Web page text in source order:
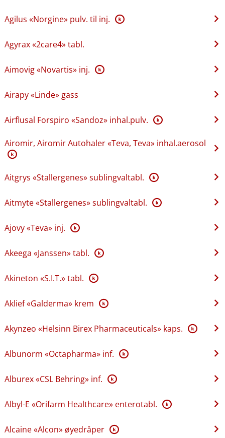
Agilus «Norgine» pulv. til inj. K
Agyrax «2care4» tabl.
Aimovig «Novartis» inj. K
Airapy «Linde» gass
Airflusal Forspiro «Sandoz» inhal.pulv. K
Airomir, Airomir Autohaler «Teva, Teva» inhal.aerosol
K
Aitgrys «Stallergenes» sublingvaltabl. K
Aitmyte «Stallergenes» sublingvaltabl. K
Ajovy «Teva» inj. K
Akeega «Janssen» tabl. K
Akineton «S.I.T.» tabl. K
Aklief «Galderma» krem K
Akynzeo «Helsinn Birex Pharmaceuticals» kaps. K
Albunorm «Octapharma» inf. K
Alburex «CSL Behring» inf. K
Albyl-E «Orifarm Healthcare» enterotabl. K
Alcaine «Alcon» øyedråper K